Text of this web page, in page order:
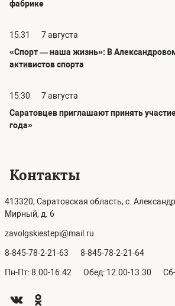
фабрике
15:31
7 августа
«Спорт — наша жизнь»: В
активистов спорта
15:30
7 августа
Саратовцев приглашают принять
года»
Контакты
413320, Саратовская область, с.
Мирный, д. 6
zavolgskiestepi@mail.ru
8-845-78-2-21-63 8-845-78-2-21-64
Пн-Пт: 8.00-16.42 Обед: 12.00-13.30